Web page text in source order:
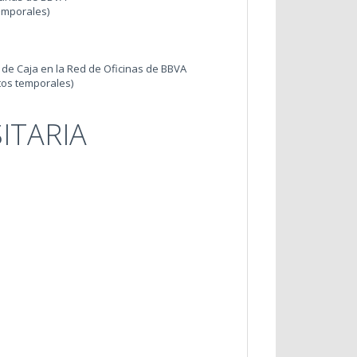
Caja en la Red de Oficinas de BBVA
temporales)